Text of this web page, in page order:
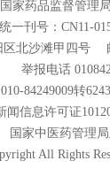
国家药品监督管理局
一刊号：CN11-
区北沙滩甲四号
举报电话
84249009转
闻信息许可证
国家中医药管理
All Rights